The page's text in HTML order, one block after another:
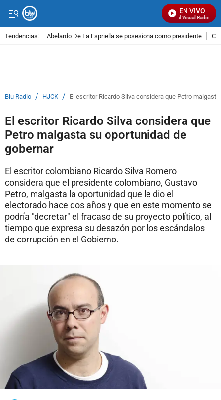
EN VIVO
Señal Visual Radio
Tendencias: Abelardo De La Espriella se posesiona como presidente
Blu Radio / HJCK / El escritor Ricardo Silva considera que Petro
El escritor Ricardo Silva considera que
Petro malgasta su oportunidad de
gobernar
El escritor colombiano Ricardo Silva Romero
considera que el presidente colombiano, Gustavo
Petro, malgasta la oportunidad que le dio el
electorado hace dos años y que en este momento se
podría "decretar" el fracaso de su proyecto político, al
tiempo que expresa su desazón por los escándalos
de corrupción en el Gobierno.